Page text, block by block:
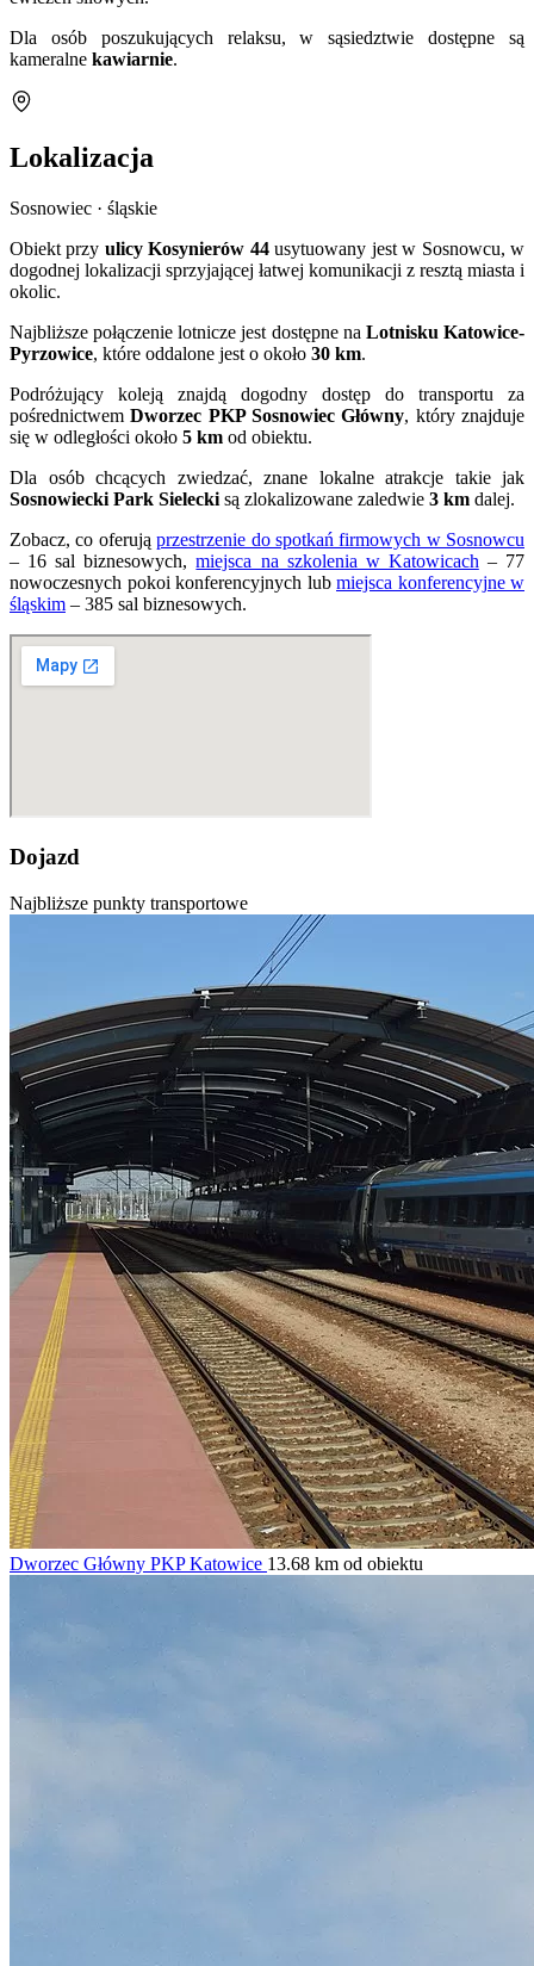
Dla osób poszukujących relaksu, w sąsiedztwie dostępne są
kameralne kawiarnie.
Lokalizacja
Sosnowiec · śląskie
Obiekt przy ulicy Kosynierów 44usytuowany jest w Sosnowcu, w
dogodnej lokalizacji sprzyjającej łatwej komunikacji z resztą miasta i
okolic.
Najbliższe połączenie lotnicze jest dostępne na Lotnisku Katowice-
Pyrzowice, które oddalone jest o około 30 km.
Podróżujący koleją znajdą dogodny dostęp do transportu za
pośrednictwemDworzec PKP Sosnowiec Główny, który znajduje
się w odległości około 5 km od obiektu.
Dla osób chcących zwiedzać, znane lokalne atrakcje takie jak
Sosnowiecki Park Sielecki są zlokalizowane zaledwie 3 km dalej.
Zobacz, co oferująprzestrzenie do spotkań firmowych w Sosnowcu
– 16 sal biznesowych,miejsca na szkolenia w Katowicach – 77
nowoczesnych pokoi konferencyjnych lub miejsca konferencyjne w
śląskim – 385 sal biznesowych.
Dojazd
Najbliższe punkty transportowe
Dworzec Główny PKP Katowice 13.68 km od obiektu